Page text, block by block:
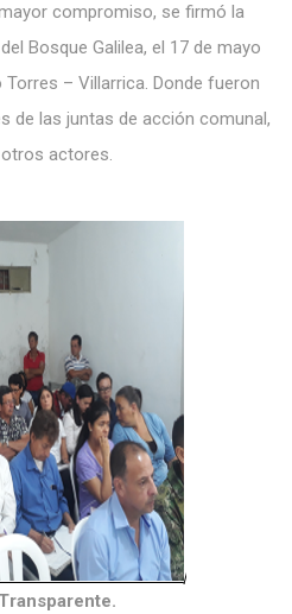
compromiso, se firmó la
Bosque Galilea, ­el 17 de mayo
– Villarrica. Donde fueron
de las juntas de acción comunal,
actores.